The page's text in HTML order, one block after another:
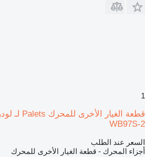
1
WB97S-2
السعر عند الطلب
أجزاء المحرك - قطعة الغيار الأخرى للمحرك